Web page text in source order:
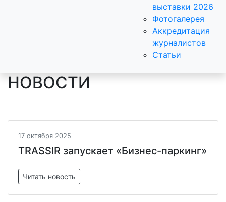
выставки 2026
Фотогалерея
Аккредитация
журналистов
Статьи
НОВОСТИ
17 октября 2025
TRASSIR запускает «Бизнес-паркинг»
Читать новость